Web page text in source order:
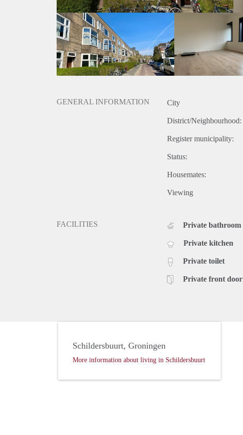
GENERAL INFORMATION City
District/Neighbourhood:
Register municipality:
Status:
Housemates:
Viewing
FACILITIES Private bathroom
Private kitchen
Private toilet
Private front door
Schildersbuurt, Groningen
More information about living in Schildersbuurt